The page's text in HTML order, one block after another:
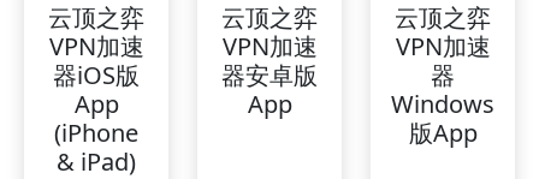
云顶之弈
VPN加速
器iOS版
App
(iPhone
& iPad)
云顶之弈
VPN加速
器安卓版
App
云顶之弈
VPN加速
器
Windows
版App